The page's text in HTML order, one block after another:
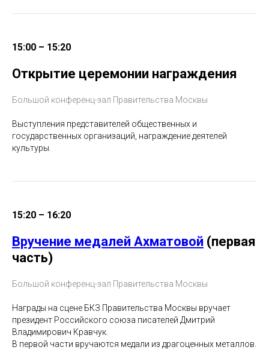
15:00 – 15:20
Открытие церемонии награждения
Большой конференц-зал Правительства Москвы
Выступления представителей общественных и
государственных организаций, награждение деятелей
культуры.
15:20 – 16:20
Вручение медалей Ахматовой (первая
часть)
Большой конференц-зал Правительства Москвы
Награды на сцене БКЗ Правительства Москвы вручает
президент Российского союза писателей Дмитрий
Владимирович Кравчук.
В первой части вручаются медали из драгоценных металлов.